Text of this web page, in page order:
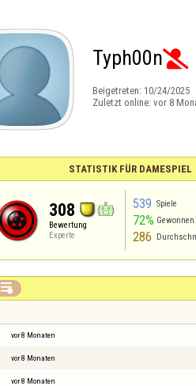
Typh00n
Beigetreten: 10/24/2025
Zuletzt online: vor 8
STATISTIK FÜR DAMESPIEL
308
Bewertung
Experte
539 Spiele
72% Gewonnen
286

vor 8 Monaten
vor 8 Monaten
vor 8 Monaten